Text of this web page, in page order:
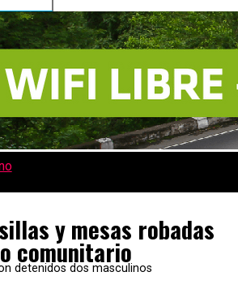
y mesas robadas
comunitario
detenidos dos masculinos